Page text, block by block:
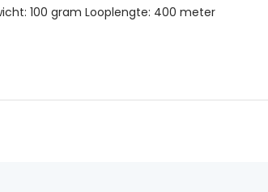
100 gram Looplengte: 400 meter